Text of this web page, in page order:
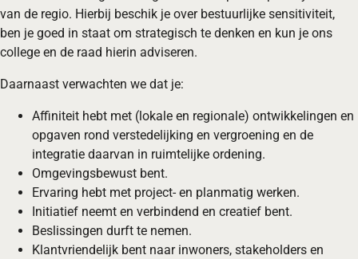
van de regio. Hierbij beschik je over bestuurlijke sensitiviteit,
ben je goed in staat om strategisch te denken en kun je ons
college en de raad hierin adviseren.
Daarnaast verwachten we dat je:
Affiniteit hebt met (lokale en regionale) ontwikkelingen en
opgaven rond verstedelijking en vergroening en de
integratie daarvan in ruimtelijke ordening.
Omgevingsbewust bent.
Ervaring hebt met project- en planmatig werken.
Initiatief neemt en verbindend en creatief bent.
Beslissingen durft te nemen.
Klantvriendelijk bent naar inwoners, stakeholders en